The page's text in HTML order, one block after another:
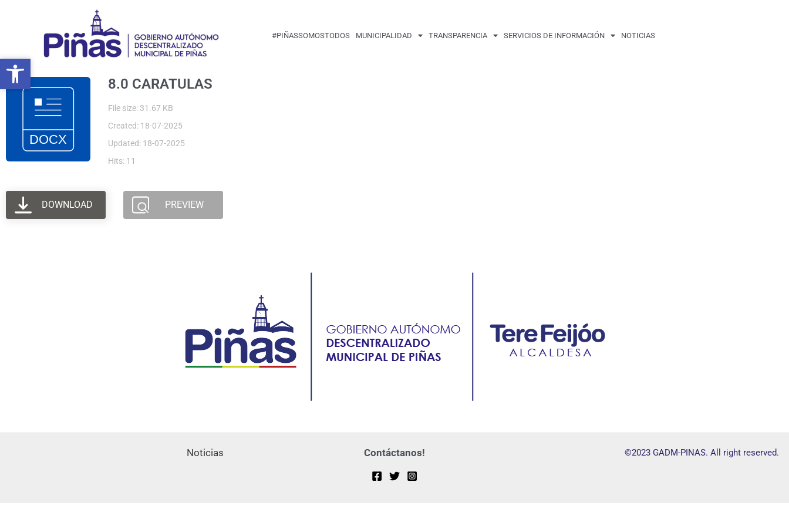
Abrir barra de herramientas
#PIÑASSOMOSTODOS MUNICIPALIDAD TRANSPARENCIA SERVICIOS DE INFORMACIÓN NOTICIAS
8.0 CARATULAS
File size: 31.67 KB
Created: 18-07-2025
Updated: 18-07-2025
Hits: 11
DOWNLOAD PREVIEW
Noticias Contáctanos! ©2023 GADM-PINAS. All right reserved.
Abrir barra de herramientas